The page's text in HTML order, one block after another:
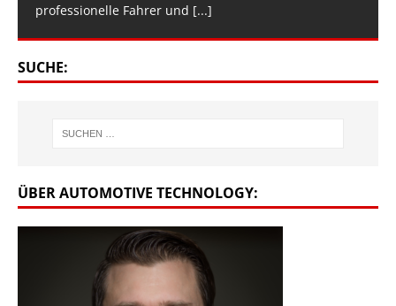
professionelle Fahrer und [...]
SUCHE:
ÜBER AUTOMOTIVE TECHNOLOGY: